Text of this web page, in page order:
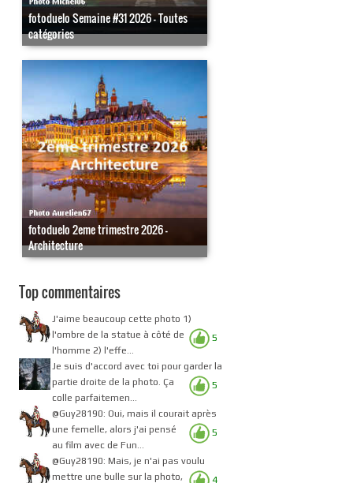
fotoduelo Semaine #31 2026 - Toutes
catégories
fotoduelo 2eme trimestre 2026 -
Architecture
Top commentaires
5
J'aime beaucoup cette photo 1)
l'ombre de la statue à côté de
l'homme 2) l'effe...
5
Je suis d'accord avec toi pour garder la
partie droite de la photo. Ça
colle parfaitemen...
5
@Guy28190: Oui, mais il courait après
une femelle, alors j'ai pensé
au film avec de Fun...
4
@Guy28190: Mais, je n'ai pas voulu
mettre une bulle sur la photo,